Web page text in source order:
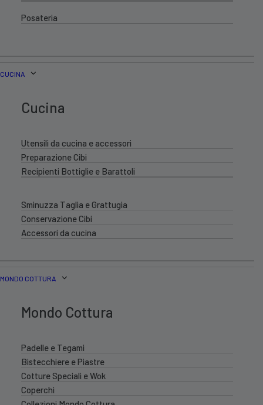
Posateria
CUCINA
Cucina
Utensili da cucina e accessori
Preparazione Cibi
Recipienti Bottiglie e Barattoli
Sminuzza Taglia e Grattugia
Conservazione Cibi
Accessori da cucina
MONDO COTTURA
Mondo Cottura
Padelle e Tegami
Bistecchiere e Piastre
Cotture Speciali e Wok
Coperchi